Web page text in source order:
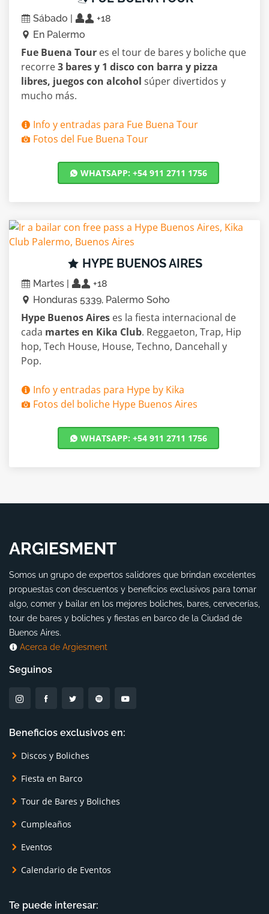
Sábado |
+18
En Palermo
Fue Buena Tour es el tour de bares y boliche que
recorre3 bares y 1 disco con barra y pizza
libres, juegos con alcohol súper divertidos y
mucho más.
Info y entradas para Fue Buena Tour
Fotos del Fue Buena Tour
WHATSAPP: +54 911 2711 1756
HYPE BUENOS AIRES
Martes |
+18
Honduras 5339, Palermo Soho
Hype Buenos Aires es la fiesta internacional de
cada martes en Kika Club. Reggaeton, Trap, Hip
hop, Tech House, House, Techno, Dancehall y
Pop.
Info y entradas para Hype by Kika
Fotos del boliche Hype Buenos Aires
WHATSAPP: +54 911 2711 1756
ARGIESMENT
Somos un grupo de expertos salidores que brindan excelentes
propuestas con descuentos y beneficios exclusivos para tomar
algo, comer y bailar en los mejores boliches, bares, cervecerías,
tour de bares y boliches y fiestas en barco de la Ciudad de
Buenos Aires.
Acerca de Argiesment
Seguinos
Beneficios exclusivos en:
Discos y Boliches
Fiesta en Barco
Tour de Bares y Boliches
Cumpleaños
Eventos
Calendario de Eventos
Te puede interesar: